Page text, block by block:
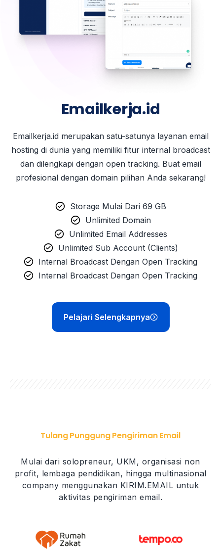
Emailkerja.id
Emailkerja.id merupakan satu-satunya layanan email
hosting di dunia yang memiliki fitur internal broadcast
dan dilengkapi dengan open tracking. Buat email
profesional dengan domain pilihan Anda sekarang!
Storage Mulai Dari 69 GB
Unlimited Domain
Unlimited Email Addresses
Unlimited Sub Account (Clients)
Internal Broadcast Dengan Open Tracking
Internal Broadcast Dengan Open Tracking
Pelajari Selengkapnya
Tulang Punggung Pengiriman Email
Mulai dari solopreneur, UKM, organisasi non
profit, lembaga pendidikan, hingga multinasional
company menggunakan KIRIM.EMAIL untuk
aktivitas pengiriman email.